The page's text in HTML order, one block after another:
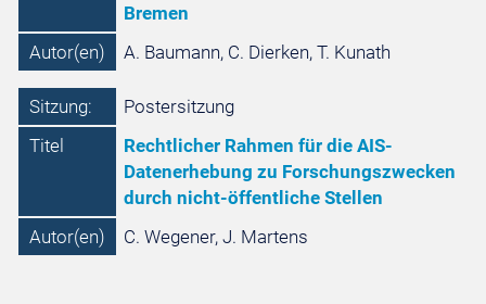
Bremen
Autor(en)
A. Baumann, C. Dierken, T. Kunath
Sitzung:
Postersitzung
Titel
Rechtlicher Rahmen für die AIS-
Datenerhebung zu Forschungszwecken
durch nicht-öffentliche Stellen
Autor(en)
C. Wegener, J. Martens